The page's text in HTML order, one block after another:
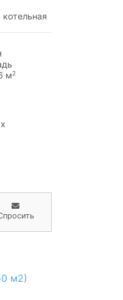
м2
м2)